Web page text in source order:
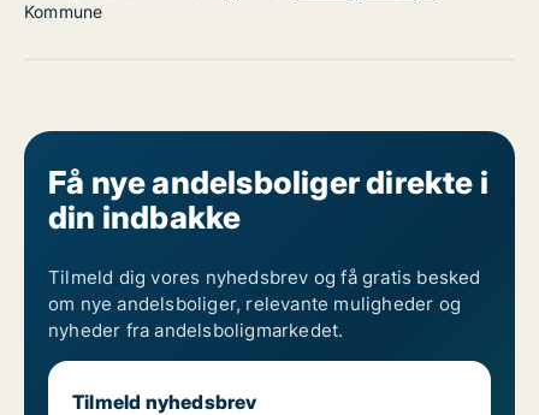
Kommune
Få nye andelsboliger direkte i
din indbakke
Tilmeld dig vores nyhedsbrev og få gratis besked
om nye andelsboliger, relevante muligheder og
nyheder fra andelsboligmarkedet.
Tilmeld nyhedsbrev